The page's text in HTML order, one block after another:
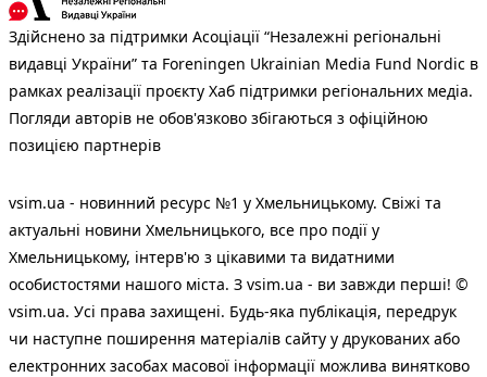
Здійснено за підтримки Асоціації “Незалежні регіональні
видавці України” та Foreningen Ukrainian Media Fund Nordic в
рамках реалізації проєкту Хаб підтримки регіональних медіа.
Погляди авторів не обов'язково збігаються з офіційною
позицією партнерів
vsim.ua - новинний ресурс №1 у Хмельницькому. Свіжі та
актуальні новини Хмельницького, все про події у
Хмельницькому, інтерв'ю з цікавими та видатними
особистостями нашого міста. З vsim.ua - ви завжди перші! ©
vsim.ua. Усі права захищені. Будь-яка публiкацiя, передрук
чи наступне поширення матеріалів сайту у друкованих або
електронних засобах масової інформації можлива винятково